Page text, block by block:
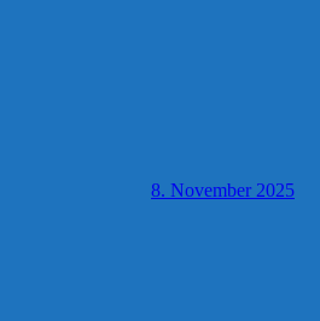
8. November 2025